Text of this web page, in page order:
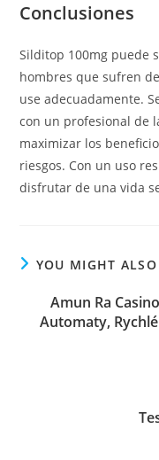
Conclusiones
Silditop 100mg puede
hombres que sufren
use adecuadamente.
con un profesional de
maximizar los
riesgos. Con un uso
disfrutar de una vida
YOU MIGHT
Amun Ra
Automaty,